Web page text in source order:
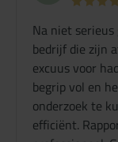
Na niet
bedrijf die zijn
excuus voor
begrip vol en
onderzoek te
efficiënt.